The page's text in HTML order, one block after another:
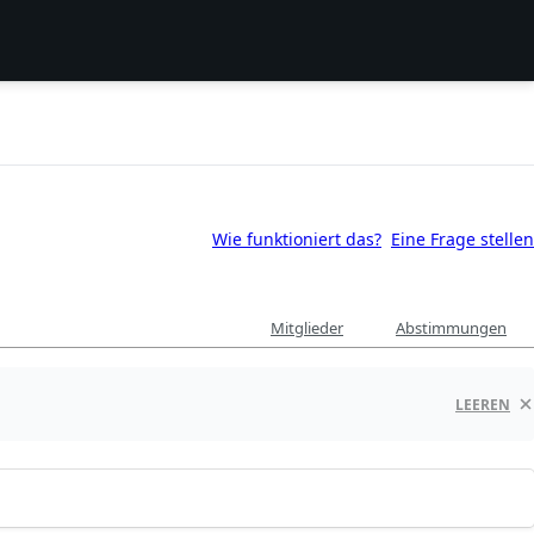
Wie funktioniert das? Eine Frage stellen
Mitglieder Abstimmungen
LEEREN